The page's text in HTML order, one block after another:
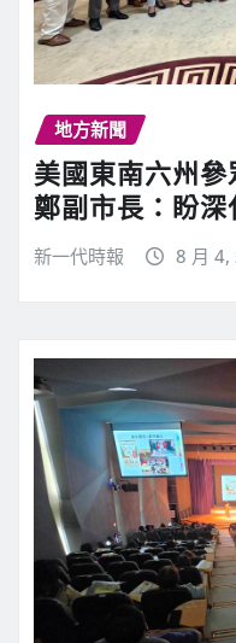
地方新聞
美國東南六州
鄭副市長：盼
新一代時報 8 月 4,